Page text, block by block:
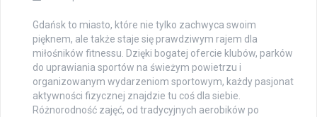
Gdańsk to miasto, które nie tylko zachwyca swoim
pięknem, ale także staje się prawdziwym rajem dla
miłośników fitnessu. Dzięki bogatej ofercie klubów, parków
do uprawiania sportów na świeżym powietrzu i
organizowanym wydarzeniom sportowym, każdy pasjonat
aktywności fizycznej znajdzie tu coś dla siebie.
Różnorodność zajęć, od tradycyjnych aerobików po